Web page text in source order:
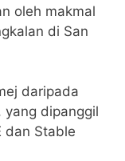
oleh makmal
di San
daripada
yang dipanggil
dan Stable